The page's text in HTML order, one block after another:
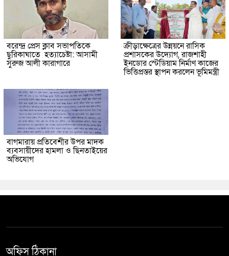
বরেন্দ্র প্রেস ক্লাব সভাপতিকে
ছুরিকাঘাতে হত্যাচেষ্টা: আসামী
সুরুজ আলী কারাগারে
ক্রীড়াক্ষেত্রের উন্নয়নে রাসিক
প্রশাসকের উদ্যোগ, রাজশাহী
ইনডোর স্টেডিয়াম নির্মাণ কাজের
ভিত্তিপ্রস্তর স্থাপন করলেন ভূমিমন্ত্রী
বাগমারায় প্রতিবেশীর উপর মাদক
ব্যবসায়ীদের হামলা ও ছিনতাইয়ের
অভিযোগ
অফিস ঠিকানা